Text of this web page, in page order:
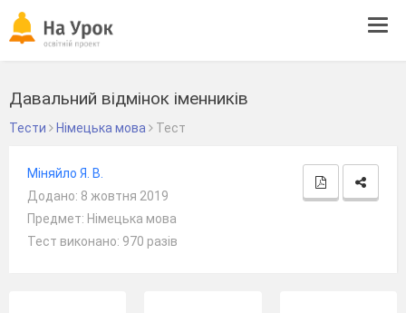
Давальний відмінок іменників
Тести Німецька мова Тест
Мiняйло Я. В.
Додано: 8 жовтня 2019
Предмет: Німецька мова
Тест виконано: 970 разів